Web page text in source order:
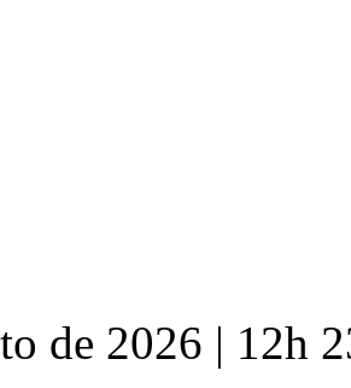
de 2026 | 12h